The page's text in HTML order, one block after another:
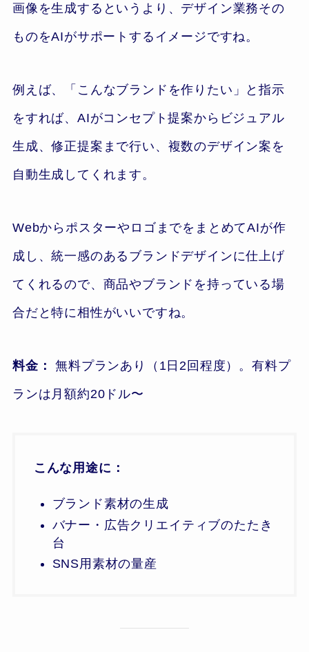
画像を生成するというより、デザイン業務その
ものをAIがサポートするイメージですね。
例えば、「こんなブランドを作りたい」と指示
をすれば、AIがコンセプト提案からビジュアル
生成、修正提案まで行い、複数のデザイン案を
自動生成してくれます。
WebからポスターやロゴまでをまとめてAIが作
成し、統一感のあるブランドデザインに仕上げ
てくれるので、商品やブランドを持っている場
合だと特に相性がいいですね。
料金： 無料プランあり（1日2回程度）。有料プ
ランは月額約20ドル〜
こんな用途に：
ブランド素材の生成
バナー・広告クリエイティブのたたき
台
SNS用素材の量産